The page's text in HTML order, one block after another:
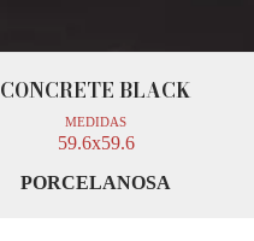
CONCRETE BLACK
MEDIDAS
59.6x59.6
PORCELANOSA